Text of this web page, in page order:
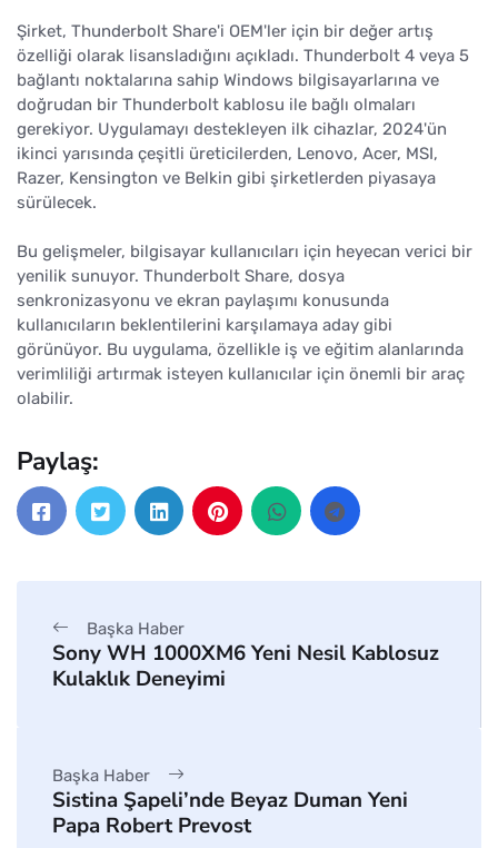
Şirket, Thunderbolt Share'i OEM'ler için bir değer artış
özelliği olarak lisansladığını açıkladı. Thunderbolt 4 veya 5
bağlantı noktalarına sahip Windows bilgisayarlarına ve
doğrudan bir Thunderbolt kablosu ile bağlı olmaları
gerekiyor. Uygulamayı destekleyen ilk cihazlar, 2024'ün
ikinci yarısında çeşitli üreticilerden, Lenovo, Acer, MSI,
Razer, Kensington ve Belkin gibi şirketlerden piyasaya
sürülecek.
Bu gelişmeler, bilgisayar kullanıcıları için heyecan verici bir
yenilik sunuyor. Thunderbolt Share, dosya
senkronizasyonu ve ekran paylaşımı konusunda
kullanıcıların beklentilerini karşılamaya aday gibi
görünüyor. Bu uygulama, özellikle iş ve eğitim alanlarında
verimliliği artırmak isteyen kullanıcılar için önemli bir araç
olabilir.
Paylaş:
Başka Haber
Sony WH 1000XM6 Yeni Nesil Kablosuz
Kulaklık Deneyimi
Başka Haber
Sistina Şapeli’nde Beyaz Duman Yeni
Papa Robert Prevost